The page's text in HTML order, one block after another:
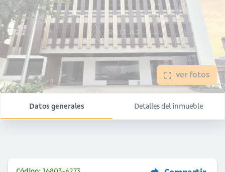
ver fotos
Datos generales Detalles del inmueble